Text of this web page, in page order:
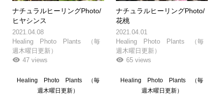
ナチュラルヒーリングPhoto/
ヒヤシンス
2021.04.08
Healing Photo Plants （毎
週木曜日更新）
47 views
ナチュラルヒーリングPhoto/
花桃
2021.04.01
Healing Photo Plants （毎
週木曜日更新）
65 views
Healing Photo Plants （毎
週木曜日更新）
Healing Photo Plants （毎
週木曜日更新）